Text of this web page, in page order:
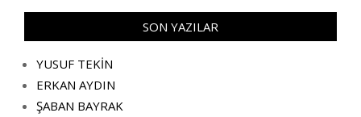
SON YAZILAR
YUSUF TEKİN
ERKAN AYDIN
ŞABAN BAYRAK